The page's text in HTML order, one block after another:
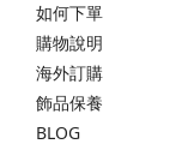
如何下單
購物說明
海外訂購
飾品保養
BLOG